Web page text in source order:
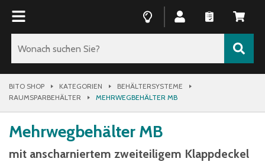
BITO SHOP KATEGORIEN
BEHÄLTERSYSTEME
RAUMSPARBEHÄLTER
MEHRWEGBEHÄLTER MB
Mehrwegbehälter MB
mit anscharniertem zweiteiligem Klappdeckel